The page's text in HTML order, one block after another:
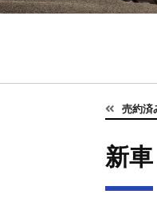
売約済
新